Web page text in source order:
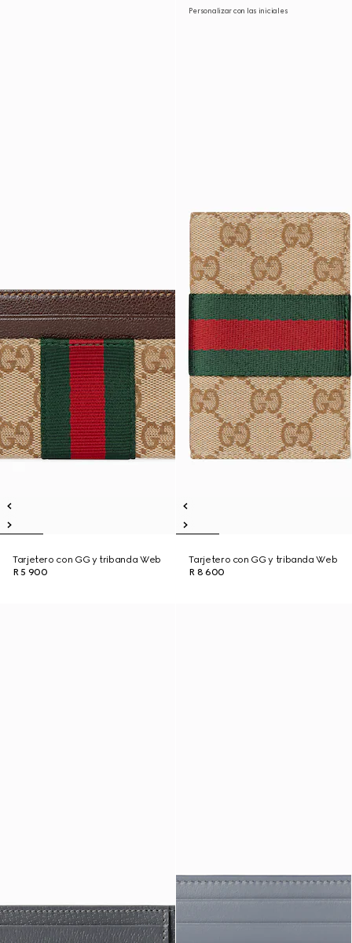
Tarjetero con GG y tribanda Web
R 5 900
Personalizar con las iniciales
Tarjetero con GG y tribanda Web
R 8 600